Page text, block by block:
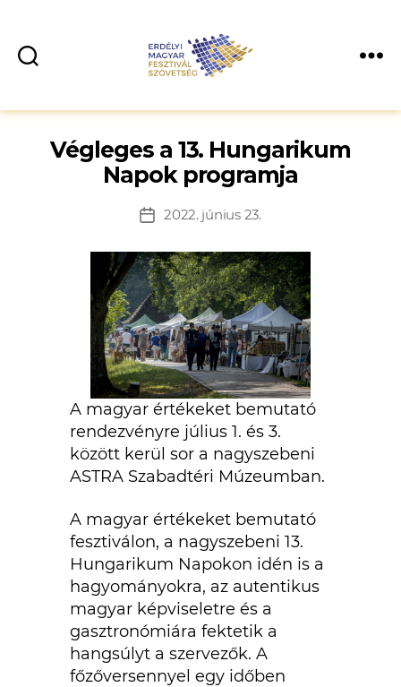
Végleges a 13. Hungarikum
Napok programja
2022. június 23.
A magyar értékeket bemutató
rendezvényre július 1. és 3.
között kerül sor a nagyszebeni
ASTRA Szabadtéri Múzeumban.
A magyar értékeket bemutató
fesztiválon, a nagyszebeni 13.
Hungarikum Napokon idén is a
hagyományokra, az autentikus
magyar képviseletre és a
gasztronómiára fektetik a
hangsúlyt a szervezők. A
főzőversennyel egy időben